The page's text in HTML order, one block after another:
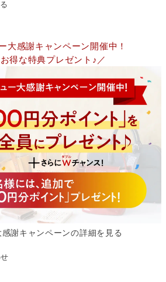
大感謝キャンペーン開催中！
得な特典プレゼント♪／
謝キャンペーンの詳細を見る